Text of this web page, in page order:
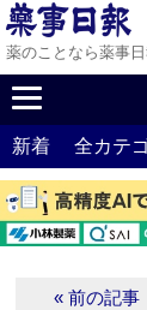
薬のことなら薬事
新着 全カテ
« 前の記事